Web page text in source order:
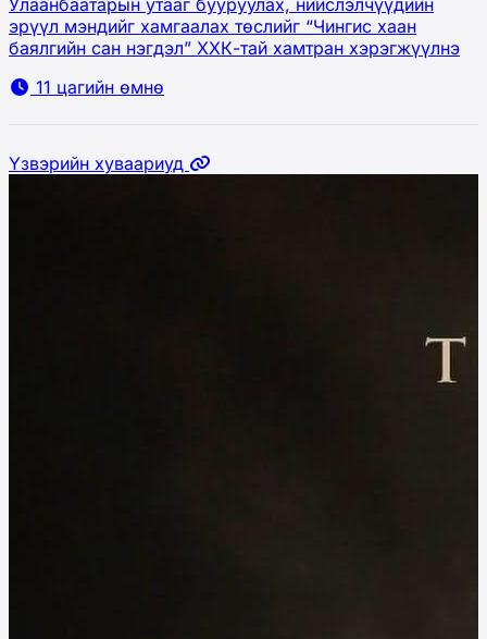
эрүүл мэндийг хамгаалах төслийг “Чингис хаан
баялгийн сан нэгдэл” ХХК-тай хамтран хэрэгжүүлнэ
11 цагийн өмнө
Үзвэрийн хуваариуд